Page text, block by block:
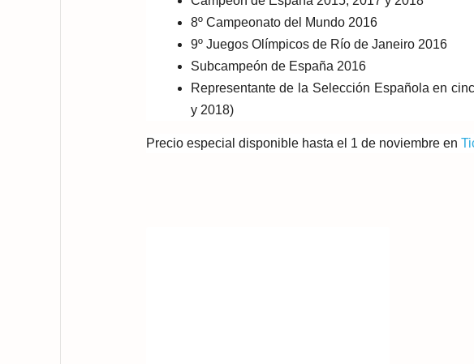
8º Campeonato del Mundo 2016
9º Juegos Olímpicos de Río de Janeiro 2016
Subcampeón de España 2016
Representante de la Selección Española en
y 2018)
Precio especial disponible hasta el 1 de noviembre en